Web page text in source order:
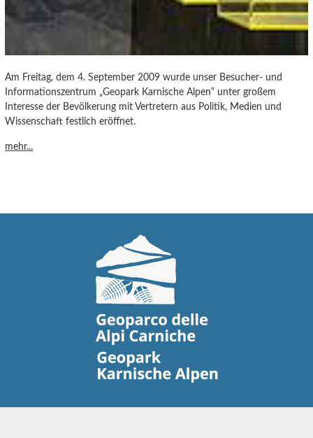
Am Freitag, dem 4. September 2009 wurde unser Besucher- und
Informationszentrum „Geopark Karnische Alpen“ unter großem
Interesse der Bevölkerung mit Vertretern aus Politik, Medien und
Wissenschaft festlich eröffnet.
mehr...